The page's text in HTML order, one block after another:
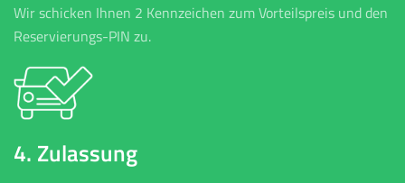
Wir schicken Ihnen 2 Kennzeichen zum Vorteilspreis und den
Reservierungs-PIN zu.
4. Zulassung